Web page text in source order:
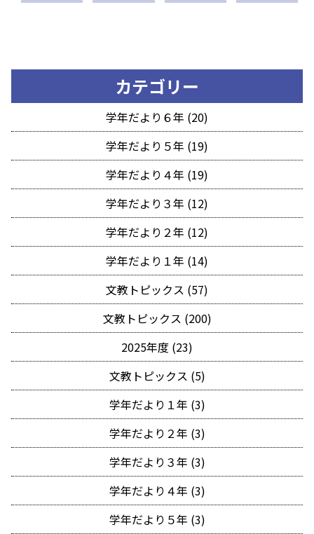
カテゴリー
学年だより６年 (20)
学年だより５年 (19)
学年だより４年 (19)
学年だより３年 (12)
学年だより２年 (12)
学年だより１年 (14)
文教トピックス (57)
文教トピックス (200)
2025年度 (23)
文教トピックス (5)
学年だより１年 (3)
学年だより２年 (3)
学年だより３年 (3)
学年だより４年 (3)
学年だより５年 (3)